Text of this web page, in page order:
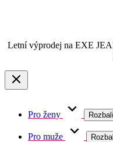
Letní výprodej na EXE
Pro ženy
Pro muže